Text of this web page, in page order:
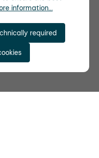
information...
required